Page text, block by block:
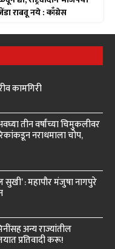
राबवू नये : काँग्रेस
कामगिरी
तीन वर्षांच्या चिमुकलीवर
नराधमाला चोप,
सुखी’ : महापौर मंजुषा नागपुरे
अन्य राज्यांतील
प्रतिवादी करू!